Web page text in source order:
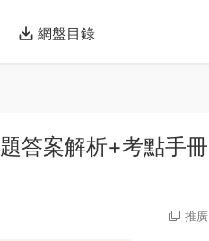
網盤目錄
答案解析+考點手冊
推廣